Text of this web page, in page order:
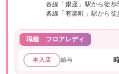
各線「銀座」駅から徒歩
各線「有楽町」駅から徒
職種 フロアレディ
本入店 給与